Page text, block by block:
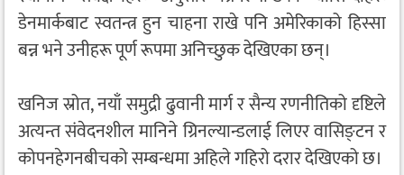
डेनमार्कबाट स्वतन्त्र हुन चाहना राखे पनि अमेरिकाको हिस्सा
बन्न भने उनीहरू पूर्ण रूपमा अनिच्छुक देखिएका छन्।
खनिज स्रोत, नयाँ समुद्री ढुवानी मार्ग र सैन्य रणनीतिको दृष्टिले
अत्यन्त संवेदनशील मानिने ग्रिनल्यान्डलाई लिएर वासिङ्टन र
कोपनहेगनबीचको सम्बन्धमा अहिले गहिरो दरार देखिएको छ।